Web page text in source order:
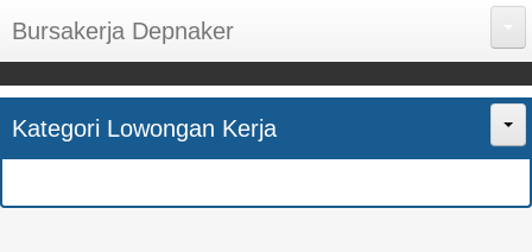
Bursakerja Depnaker
About Me
Disclaimer
Kategori Lowongan Kerja